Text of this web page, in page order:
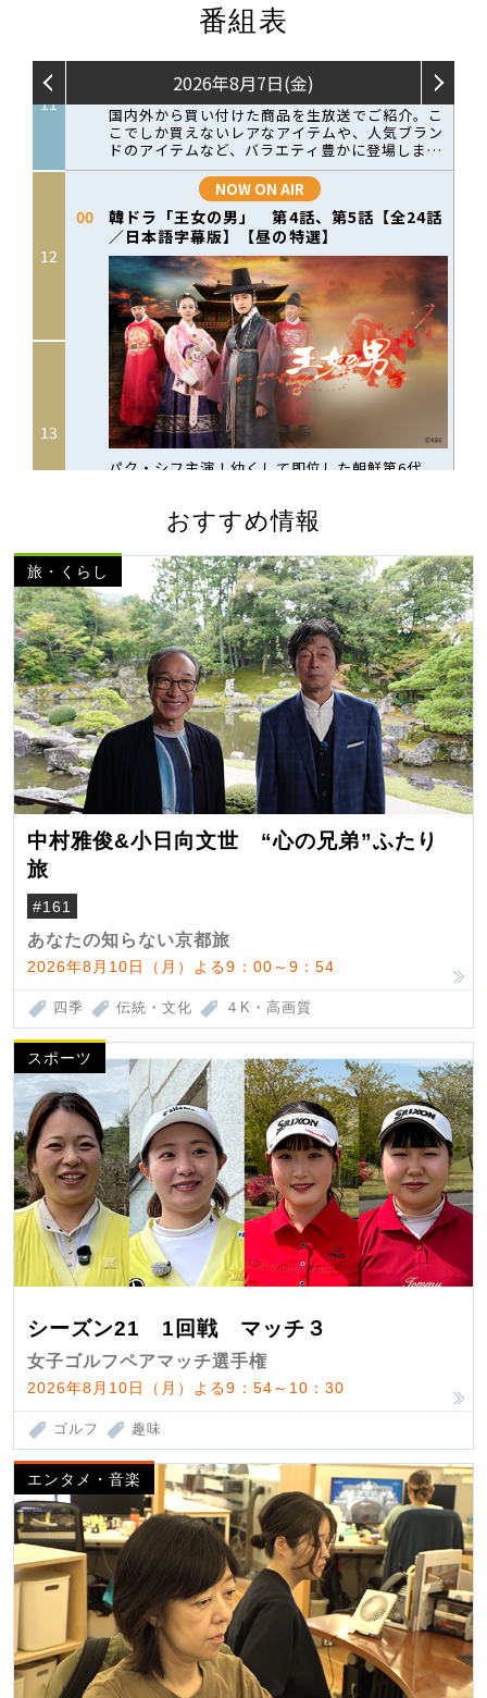
番組表
おすすめ情報
旅・くらし
中村雅俊&小日向文世 “心の兄弟”ふたり
旅
#161
あなたの知らない京都旅
2026年8月10日（月）よる9：00～9：54
四季 伝統・文化 ４K・高画質
スポーツ
シーズン21 1回戦 マッチ３
女子ゴルフペアマッチ選手権
2026年8月10日（月）よる9：54～10：30
ゴルフ 趣味
エンタメ・音楽